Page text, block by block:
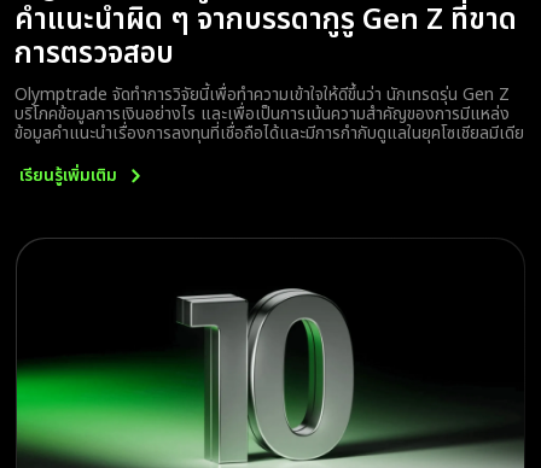
คำแนะนำผิด ๆ จากบรรดากูรู Gen Z ที่ขาด
การตรวจสอบ
Olymptrade จัดทำการวิจัยนี้เพื่อทำความเข้าใจให้ดีขึ้นว่า นักเทรดรุ่น Gen Z
บริโภคข้อมูลการเงินอย่างไร และเพื่อเป็นการเน้นความสำคัญของการมีแหล่ง
ข้อมูลคำแนะนำเรื่องการลงทุนที่เชื่อถือได้และมีการกำกับดูแลในยุคโซเชียลมีเดีย
เรียนรู้เพิ่มเติม